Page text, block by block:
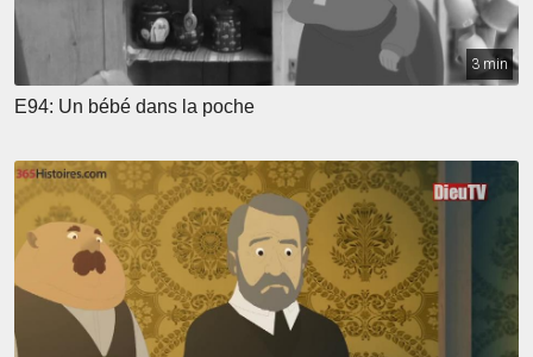
3 min
E94: Un bébé dans la poche